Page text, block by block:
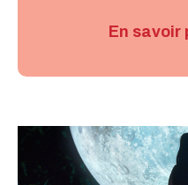
En savoir